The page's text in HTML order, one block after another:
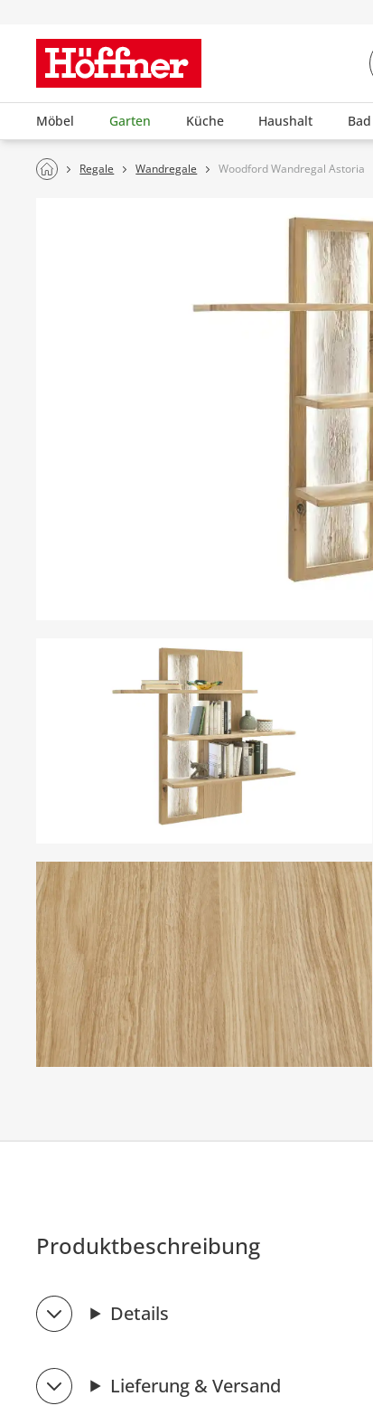
Möbel Garten Küche Haushalt Bad
Regale Wandregale Woodford Wandregal Astoria
Produktbeschreibung
Details
Lieferung & Versand